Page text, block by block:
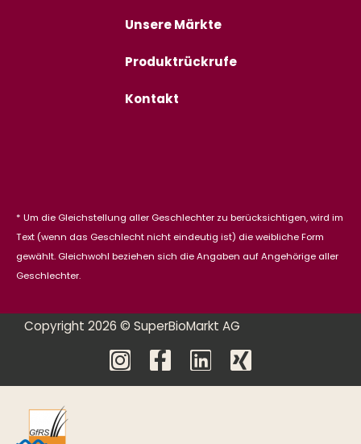
Unsere Märkte
Produktrückrufe
Kontakt
* Um die Gleichstellung aller Geschlechter zu berücksichtigen, wird im
Text (wenn das Geschlecht nicht eindeutig ist) die weibliche Form
gewählt. Gleichwohl beziehen sich die Angaben auf Angehörige aller
Geschlechter.
Copyright 2026 © SuperBioMarkt AG